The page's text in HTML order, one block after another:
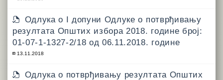
Одлука о I допуни Одлуке о потврђивању
резултата Општих избора 2018. године број:
01-07-1-1327-2/18 од 06.11.2018. године
13.11.2018
Одлукa о потврђивању резултата Општих